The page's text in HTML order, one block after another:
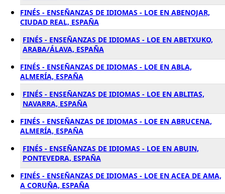
FINÉS - ENSEÑANZAS DE IDIOMAS - LOE EN ABENOJAR,
CIUDAD REAL, ESPAÑA
FINÉS - ENSEÑANZAS DE IDIOMAS - LOE EN ABETXUKO,
ARABA/ÁLAVA, ESPAÑA
FINÉS - ENSEÑANZAS DE IDIOMAS - LOE EN ABLA,
ALMERÍA, ESPAÑA
FINÉS - ENSEÑANZAS DE IDIOMAS - LOE EN ABLITAS,
NAVARRA, ESPAÑA
FINÉS - ENSEÑANZAS DE IDIOMAS - LOE EN ABRUCENA,
ALMERÍA, ESPAÑA
FINÉS - ENSEÑANZAS DE IDIOMAS - LOE EN ABUIN,
PONTEVEDRA, ESPAÑA
FINÉS - ENSEÑANZAS DE IDIOMAS - LOE EN ACEA DE AMA,
A CORUÑA, ESPAÑA